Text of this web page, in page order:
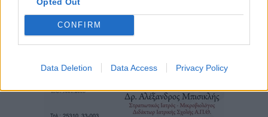
CONFIRM
Data Deletion Data Access Privacy Policy
Ταπρωτοσέλιδα